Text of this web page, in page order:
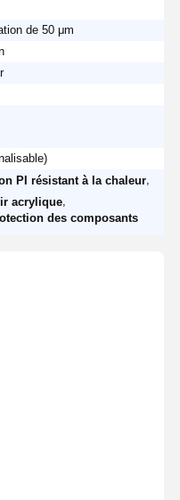
de 50 μm
PI résistant à la chaleur
acrylique
des composants